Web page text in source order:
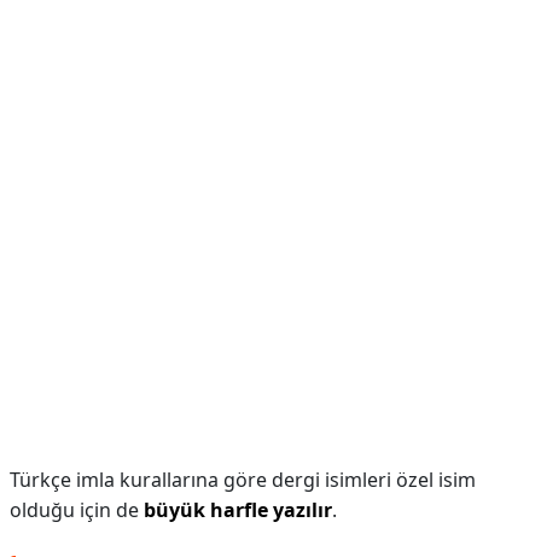
Türkçe imla kurallarına göre dergi isimleri özel isim
olduğu için de büyük harfle yazılır.